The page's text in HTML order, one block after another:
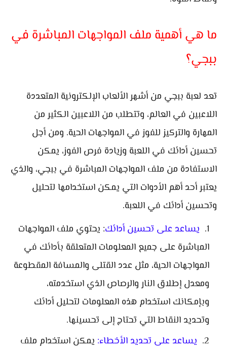
ما هي أهمية ملف المواجهات المباشرة في
ببجي؟
تعد لعبة ببجي من أشهر الألعاب الإلكترونية المتعددة
اللاعبين في العالم، وتتطلب من اللاعبين الكثير من
المهارة والتركيز للفوز في المواجهات الحية. ومن أجل
تحسين أدائك في اللعبة وزيادة فرص الفوز، يمكن
الاستفادة من ملف المواجهات المباشرة في ببجي، والذي
يعتبر أحد أهم الأدوات التي يمكن استخدامها لتحليل
وتحسين أدائك في اللعبة.
يساعد على تحسين أدائك: يحتوي ملف المواجهات
المباشرة على جميع المعلومات المتعلقة بأدائك في
المواجهات الحية، مثل عدد القتلى والمسافة المقطوعة
ومعدل إطلاق النار والرصاص الذي استخدمته،
وبإمكانك استخدام هذه المعلومات لتحليل أدائك
وتحديد النقاط التي تحتاج إلى تحسينها.
يساعد على تحديد الأخطاء: يمكن استخدام ملف